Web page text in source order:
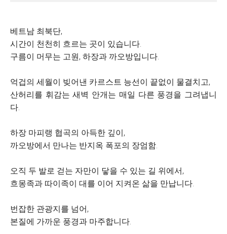
베트남 최북단,
시간이 천천히 흐르는 곳이 있습니다.
구름이 머무는 고원, 하장과 까오방입니다.
억겁의 세월이 빚어낸 카르스트 능선이 끝없이 물결치고,
산허리를 휘감는 새벽 안개는 매일 다른 풍경을 그려냅니
다.
하장 마피랭 협곡의 아득한 깊이,
까오방에서 만나는 반지옥 폭포의 장엄함.
오직 두 발로 걷는 자만이 닿을 수 있는 길 위에서,
흐몽족과 따이족이 대를 이어 지켜온 삶을 만납니다.
번잡한 관광지를 넘어,
본질에 가까운 풍경과 마주합니다.